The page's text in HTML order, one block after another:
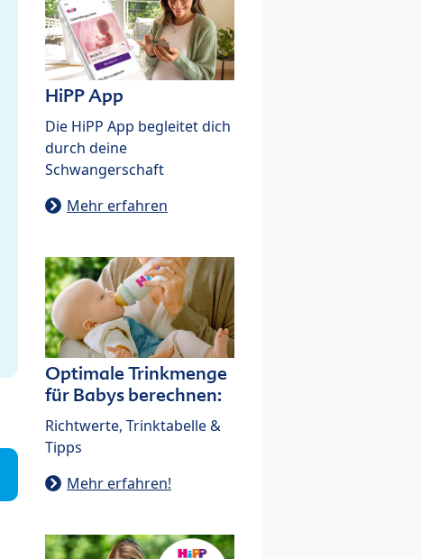
HiPP App
Die HiPP App begleitet dich
durch deine
Schwangerschaft
Mehr erfahren
Optimale Trinkmenge
für Babys berechnen:
Richtwerte, Trinktabelle &
Tipps
Mehr erfahren!